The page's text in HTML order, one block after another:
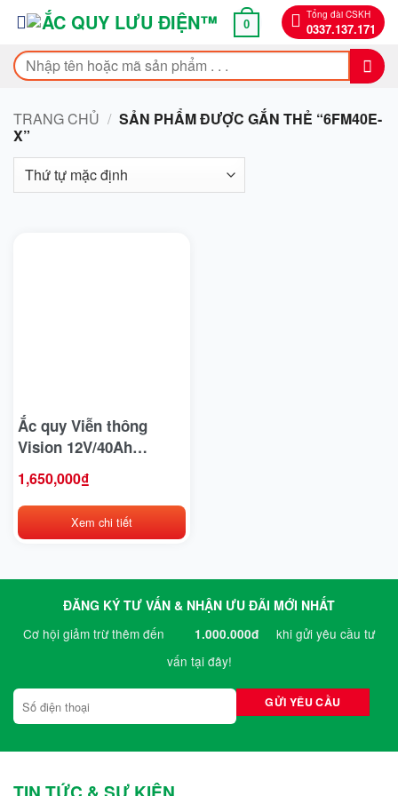
qua
nội
dung
0
Tổng đài CSKH
0337.137.171
Tìm
kiếm:
TRANG CHỦ / SẢN PHẨM ĐƯỢC GẮN THẺ “6FM40E-
X”
Bridgestone
BYD
Casumina
CATL
Crown
CTS
Detech
Doosan
Ắc quy Viễn thông
Vision 12V/40Ah
6FM40E-X
1,650,000₫
Xem chi tiết
ĐĂNG KÝ TƯ VẤN & NHẬN ƯU ĐÃI MỚI NHẤT
Cơ hội giảm trừ thêm đến
1.000.000đ
khi gửi yêu cầu tư
vấn tại đây!